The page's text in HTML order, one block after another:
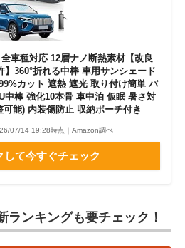
車種対応 12層ナノ断熱素材【改良
360°折れる中棒 車用サンシェード
カット 遮熱 遮光 取り付け簡単 バ
中棒 強化10本骨 車中泊 仮眠 暑さ対
能) 内装傷防止 収納ポーチ付き
07/14 19:28時点｜Amazon調べ
して今すぐチェック
ランキングも要チェック！